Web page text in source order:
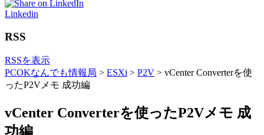
Linkedin
RSS
RSSを表示
PCOKなんでも情報局 > ESXi > P2V > vCenter Converterを使
ったP2Vメモ 成功編
vCenter Converterを使ったP2Vメモ 成
功編